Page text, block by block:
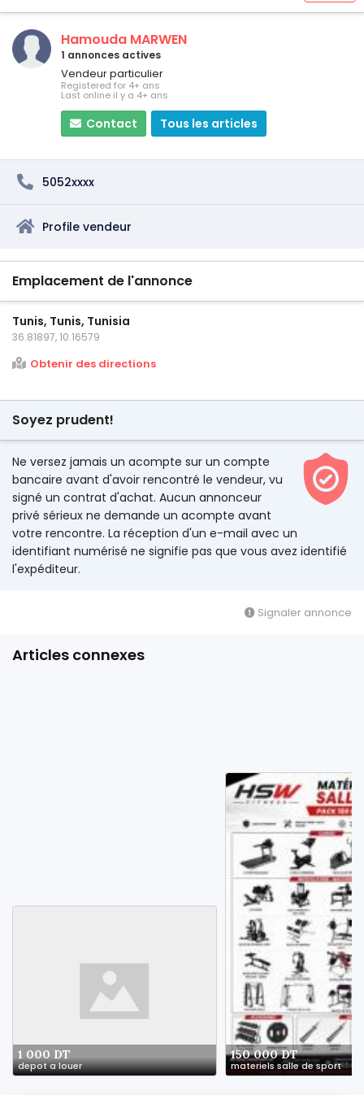
Hamouda MARWEN
1 annonces actives
Vendeur particulier
Registered for 4+ ans
Last online il y a 4+ ans
Contact Tous les articles
5052xxxx
Profile vendeur
Emplacement de l'annonce
Tunis, Tunis, Tunisia
36.81897, 10.16579
Obtenir des directions
Soyez prudent!
Ne versez jamais un acompte sur un compte
bancaire avant d'avoir rencontré le vendeur, vu
signé un contrat d'achat. Aucun annonceur
privé sérieux ne demande un acompte avant
votre rencontre. La réception d'un e-mail avec un
identifiant numérisé ne signifie pas que vous avez identifié
l'expéditeur.
Signaler annonce
Articles connexes
1 000 DT
depot a louer
150 000 DT
materiels salle de sport